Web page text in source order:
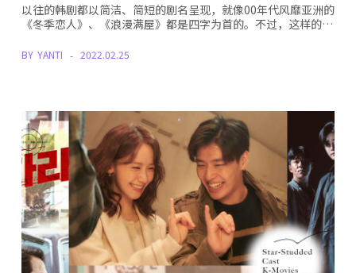
以往的韩剧都以简洁、简短的剧名呈现，就像00年代风靡亚洲的
《冬季恋人》、《浪漫满屋》都是四字为首的。不过，这样的…
BY YANTI 2022.02.25